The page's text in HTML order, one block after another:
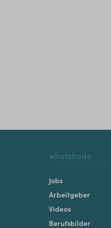
whatchado
Jobs
Arbeitgeber
Videos
Berufsbilder